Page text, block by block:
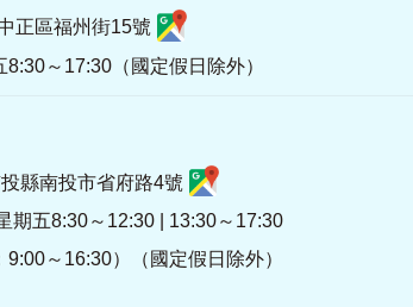
正區福州街15號
～17:30（國定假日除外）
縣南投市省府路4號
期五8:30～12:30 | 13:30～17:30
9:00～16:30）（國定假日除外）